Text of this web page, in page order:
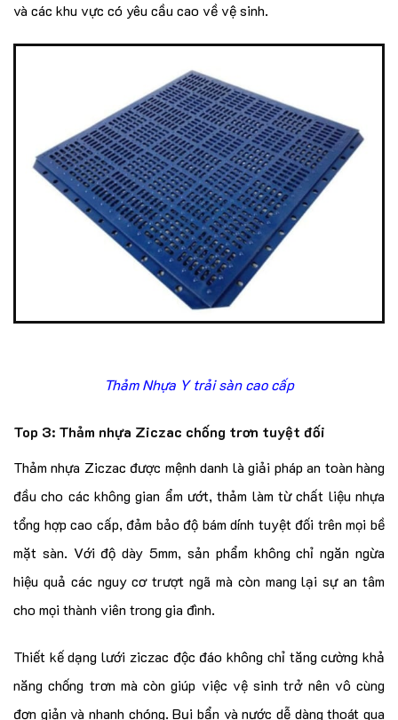
và các khu vực có yêu cầu cao về vệ sinh.
Thảm Nhựa Y trải sàn cao cấp
Top 3: Thảm nhựa Ziczac chống trơn tuyệt đối
Thảm nhựa Ziczac được mệnh danh là giải pháp an toàn hàng
đầu cho các không gian ẩm ướt, thảm làm từ chất liệu nhựa
tổng hợp cao cấp, đảm bảo độ bám dính tuyệt đối trên mọi bề
mặt sàn. Với độ dày 5mm, sản phẩm không chỉ ngăn ngừa
hiệu quả các nguy cơ trượt ngã mà còn mang lại sự an tâm
cho mọi thành viên trong gia đình.
Thiết kế dạng lưới ziczac độc đáo không chỉ tăng cường khả
năng chống trơn mà còn giúp việc vệ sinh trở nên vô cùng
đơn giản và nhanh chóng. Bụi bẩn và nước dễ dàng thoát qua